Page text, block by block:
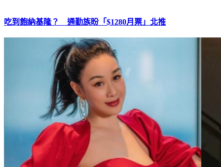
吃到飽納基隆？ 通勤族盼「$1280月票」北推